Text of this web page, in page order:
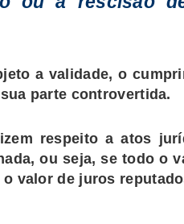
a validade, o
parte controvertida.
respeito a atos
ou seja, se todo o
valor de juros